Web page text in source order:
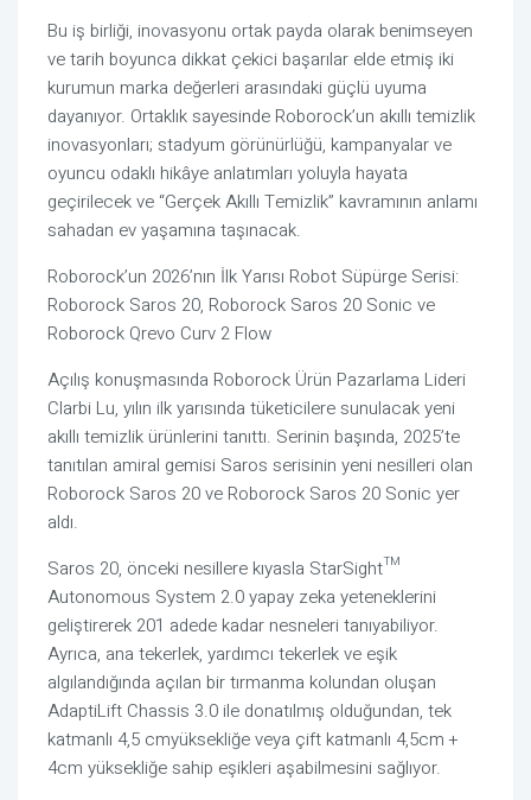
Bu iş birliği, inovasyonu ortak payda olarak benimseyen
ve tarih boyunca dikkat çekici başarılar elde etmiş iki
kurumun marka değerleri arasındaki güçlü uyuma
dayanıyor. Ortaklık sayesinde Roborock’un akıllı temizlik
inovasyonları; stadyum görünürlüğü, kampanyalar ve
oyuncu odaklı hikâye anlatımları yoluyla hayata
geçirilecek ve “Gerçek Akıllı Temizlik” kavramının anlamı
sahadan ev yaşamına taşınacak.
Roborock’un 2026’nın İlk Yarısı Robot Süpürge Serisi:
Roborock Saros 20, Roborock Saros 20 Sonic ve
Roborock Qrevo Curv 2 Flow
Açılış konuşmasında Roborock Ürün Pazarlama Lideri
Clarbi Lu, yılın ilk yarısında tüketicilere sunulacak yeni
akıllı temizlik ürünlerini tanıttı. Serinin başında, 2025’te
tanıtılan amiral gemisi Saros serisinin yeni nesilleri olan
Roborock Saros 20 ve Roborock Saros 20 Sonic yer
aldı.
Saros 20, önceki nesillere kıyasla StarSight™
Autonomous System 2.0 yapay zeka yeteneklerini
geliştirerek 201 adede kadar nesneleri tanıyabiliyor.
Ayrıca, ana tekerlek, yardımcı tekerlek ve eşik
algılandığında açılan bir tırmanma kolundan oluşan
AdaptiLift Chassis 3.0 ile donatılmış olduğundan, tek
katmanlı 4,5 cmyüksekliğe veya çift katmanlı 4,5cm +
4cm yüksekliğe sahip eşikleri aşabilmesini sağlıyor.